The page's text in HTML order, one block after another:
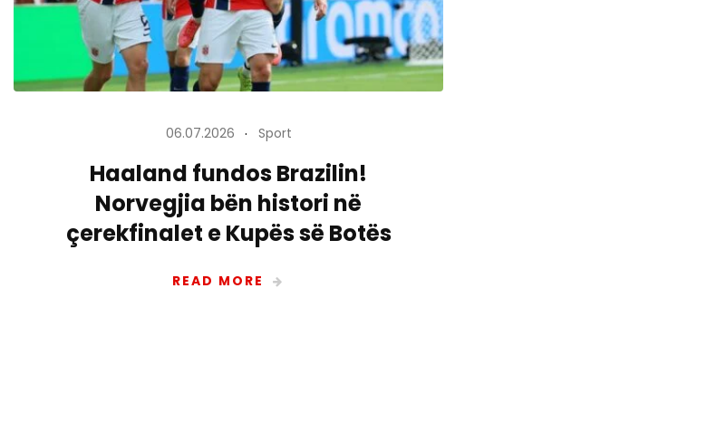
06.07.2026 Sport
Haaland fundos Brazilin!
Norvegjia bën histori në
çerekfinalet e Kupës së Botës
READ MORE